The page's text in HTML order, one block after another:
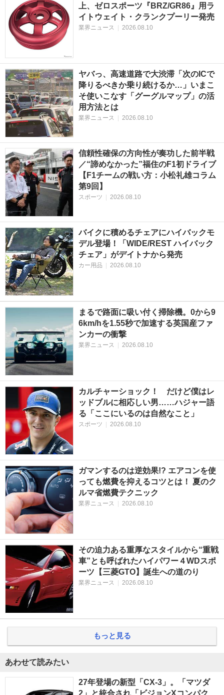
上、ゼロスポーツ『BRZ/GR86』用ラ
イトウェイト・クランクプーリー発売
業界ニュース 2026.08.10
ヤバっ、高速道路で大渋滞「次のICで
降りるべきか乗り続けるか…」いまこ
そ使いこなす「グーグルマップ」の活
用方法とは
業界ニュース 2026.08.10
信頼性確保の方向性が奏功した前半戦
／“諦めなかった”福住のF1初ドライブ
【F1チームの戦い方：小松礼雄コラム
第9回】
スポーツ 2026.08.10
バイクに積めるチェアにハイバックモ
デル登場！「WIDE/REST ハイバック
チェア」がデイトナから発売
カー用品 2026.08.10
まるで路面に吸い付く掃除機。0から9
6km/hを1.55秒で加速する英国産ファ
ンカーの衝撃
業界ニュース 2026.08.10
カルチャーショック！ だけど僕はレ
ッドブルに相応しい男……ハジャー語
る「ここにいるのは自然なこと」
スポーツ 2026.08.10
ガマンするのは逆効果!? エアコンを使
っても燃費を抑えるコツとは！ 夏のク
ルマ省燃費テクニック
業界ニュース 2026.08.10
その迫力ある重厚なスタイルから“重戦
車”とも呼ばれたハイパワー４WDスポ
ーツ【三菱GTO】誕生への道のり
業界ニュース 2026.08.10
もっと見る
あわせて読みたい
27年登場の新型「CX-3」。「マツダ
2」と統合され「ビジョンXコンパク